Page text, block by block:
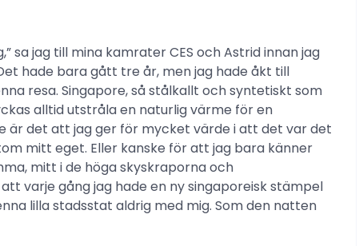
sa jag till mina kamrater CES och Astrid innan jag
hade bara gått tre år, men jag hade åkt till
resa. Singapore, så stålkallt och syntetiskt som
alltid utstråla en naturlig värme för en
är det att jag ger för mycket värde i att det var det
mitt eget. Eller kanske för att jag bara känner
mitt i de höga skyskraporna och
varje gång jag hade en ny singaporeisk stämpel
lilla stadsstat aldrig med mig. Som den natten